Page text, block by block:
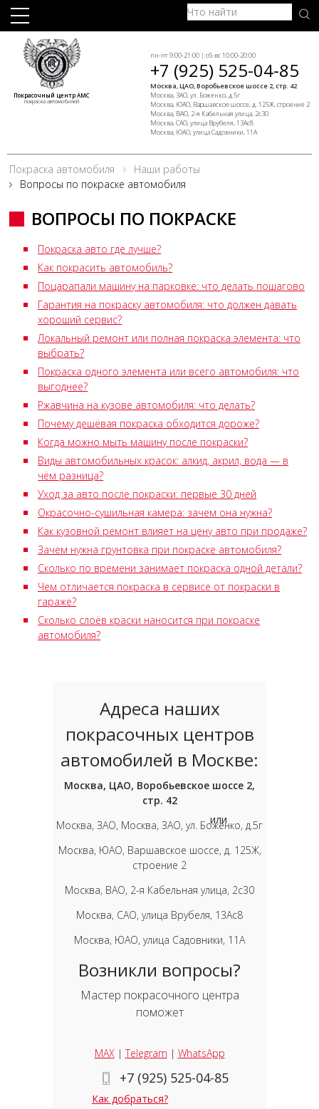
Покрасочный центр АМС
покраска автомобилей
пн-пт 9:00-21:00 | сб-вс 10:00-20:00
+7 (925) 525-04-85
Москва, ЦАО, Воробьевское шоссе 2, стр. 42
Москва, ЗАО, ул. Боженко, д.5г
Москва, ЮАО, Варшавское шоссе, д. 125Ж, строение 2
Москва, ВАО, 2-я Кабельная улица, 2с30
Москва, САО, улица Врубеля, 13Ас8
Москва, ЮАО, улица Садовники, 11А
Покраска автомобиля
Наши работы
Вопросы по покраске автомобиля
ВОПРОСЫ ПО ПОКРАСКЕ
Покраска авто где лучше?
Как покрасить автомобиль?
Поцарапали машину на парковке: что делать пошагово
Гарантия на покраску автомобиля: что должен давать
хороший сервис?
Локальный ремонт или полная покраска элемента: что
выбрать?
Покраска одного элемента или всего автомобиля: что
выгоднее?
Ржавчина на кузове автомобиля: что делать?
Почему дешёвая покраска обходится дороже?
Когда можно мыть машину после покраски?
Виды автомобильных красок: алкид, акрил, вода — в
чём разница?
Уход за авто после покраски: первые 30 дней
Окрасочно-сушильная камера: зачем она нужна?
Как кузовной ремонт влияет на цену авто при продаже?
Зачем нужна грунтовка при покраске автомобиля?
Сколько по времени занимает покраска одной детали?
Чем отличается покраска в сервисе от покраски в
гараже?
Сколько слоёв краски наносится при покраске
автомобиля?
Адреса наших
покрасочных центров
автомобилей в Москве:
Москва, ЦАО, Воробьевское шоссе 2,
стр. 42
Москва, ЗАО, Москва, ЗАО, ул. Боженко, д.5г
Москва, ЮАО, Варшавское шоссе, д. 125Ж,
строение 2
Москва, ВАО, 2-я Кабельная улица, 2с30
Москва, САО, улица Врубеля, 13Ас8
Москва, ЮАО, улица Садовники, 11А
Возникли вопросы?
Мастер покрасочного центра
поможет
MAX|Telegram | WhatsApp
+7 (925) 525-04-85
Как добраться?
или